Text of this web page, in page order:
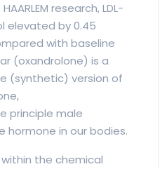
research, LDL-
elevated by 0.45
with baseline
(oxandrolone) is a
(synthetic) version of
principle male
hormone in our bodies.
the chemical